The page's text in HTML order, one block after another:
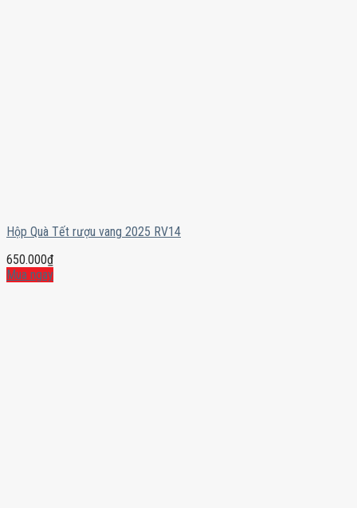
Hộp Quà Tết rượu vang 2025 RV14
650.000₫
Mua ngay